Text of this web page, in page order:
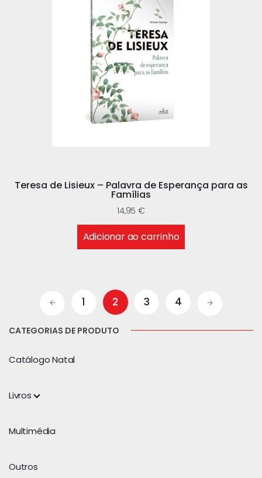
Teresa de Lisieux – Palavra de Esperança para as
Famílias
14,95 €
Adicionar ao carrinho
1 2 3 4
CATEGORIAS DE PRODUTO
Catálogo Natal
Livros
Multimédia
Outros